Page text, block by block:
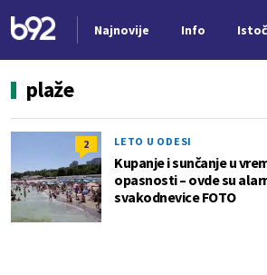
Najnovije Info
plaže
2 LETO U ODESI
Kupanje i sunčanje u
opasnosti – ovde su
svakodnevice FOTO